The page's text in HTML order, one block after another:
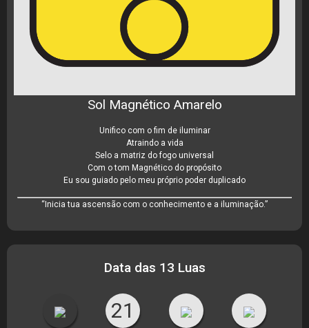
Sol Magnético Amarelo
Unifico com o fim de iluminar
Atraindo a vida
Selo a matriz do fogo universal
Com o tom Magnético do propósito
Eu sou guiado pelo meu próprio poder duplicado
“Inicia tua ascensão com o conhecimento e a iluminação.”
Data das 13 Luas
21